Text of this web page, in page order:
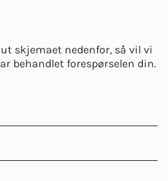
skjemaet nedenfor, så vil vi
behandlet forespørselen din.